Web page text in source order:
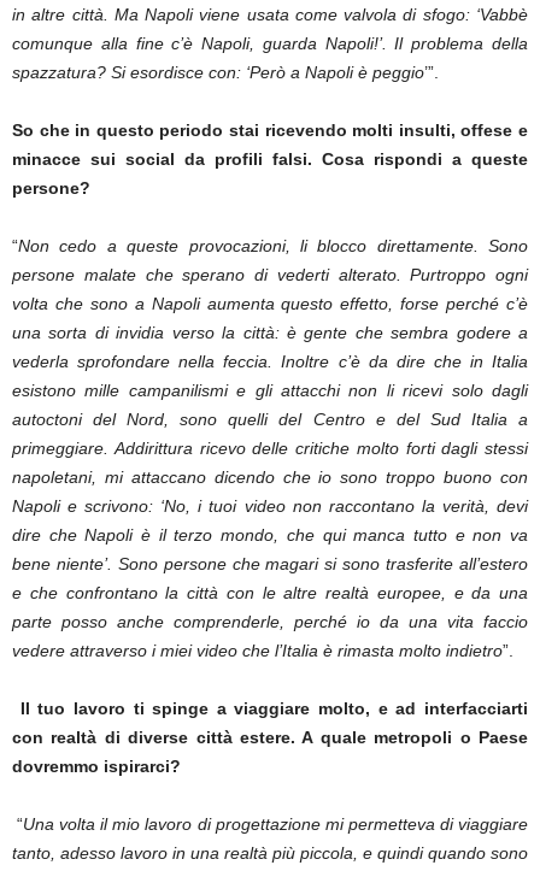
in altre città. Ma Napoli viene usata come valvola di sfogo: ‘Vabbè
comunque alla fine c’è Napoli, guarda Napoli!’. Il problema della
spazzatura? Si esordisce con: ‘Però a Napoli è peggio’”.
So che in questo periodo stai ricevendo molti insulti, offese e
minacce sui social da profili falsi. Cosa rispondi a queste
persone?
“Non cedo a queste provocazioni, li blocco direttamente. Sono
persone malate che sperano di vederti alterato. Purtroppo ogni
volta che sono a Napoli aumenta questo effetto, forse perché c’è
una sorta di invidia verso la città: è gente che sembra godere a
vederla sprofondare nella feccia. Inoltre c’è da dire che in Italia
esistono mille campanilismi e gli attacchi non li ricevi solo dagli
autoctoni del Nord, sono quelli del Centro e del Sud Italia a
primeggiare. Addirittura ricevo delle critiche molto forti dagli stessi
napoletani, mi attaccano dicendo che io sono troppo buono con
Napoli e scrivono: ‘No, i tuoi video non raccontano la verità, devi
dire che Napoli è il terzo mondo, che qui manca tutto e non va
bene niente’. Sono persone che magari si sono trasferite all’estero
e che confrontano la città con le altre realtà europee, e da una
parte posso anche comprenderle, perché io da una vita faccio
vedere attraverso i miei video che l’Italia è rimasta molto indietro”.
Il tuo lavoro ti spinge a viaggiare molto, e ad interfacciarti
con realtà di diverse città estere. A quale metropoli o Paese
dovremmo ispirarci?
“Una volta il mio lavoro di progettazione mi permetteva di viaggiare
tanto, adesso lavoro in una realtà più piccola, e quindi quando sono